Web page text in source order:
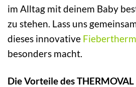
im Alltag mit deinem Baby
zu stehen. Lass uns
dieses innovative
besonders macht.
Die Vorteile des